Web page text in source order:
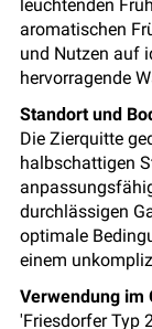
leuchtenden
aromatischen
und Nutzen auf
hervorragende
Standort und
Die Zierquitte
halbschattigen
durchlässigen
optimale
einem
Verwendung im
'Friesdorfer Typ